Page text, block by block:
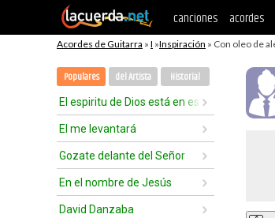
canciones acordes
Acordes de Guitarra » I »Inspiración » Con oleo de
Populares del Artista Historial
El espiritu de Dios está en este lugar
El me levantará
Gozate delante del Señor
En el nombre de Jesús
David Danzaba